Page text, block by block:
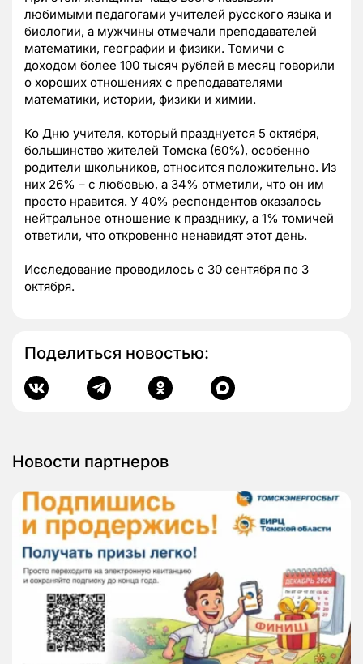
любимыми педагогами учителей русского языка и
биологии, а мужчины отмечали преподавателей
математики, географии и физики. Томичи с
доходом более 100 тысяч рублей в месяц говорили
о хороших отношениях с преподавателями
математики, истории, физики и химии.
Ко Дню учителя, который празднуется 5 октября,
большинство жителей Томска (60%), особенно
родители школьников, относится положительно. Из
них 26% – с любовью, а 34% отметили, что он им
просто нравится. У 40% респондентов оказалось
нейтральное отношение к празднику, а 1% томичей
ответили, что откровенно ненавидят этот день.
Исследование проводилось с 30 сентября по 3
октября.
Поделиться новостью:
Новости партнеров